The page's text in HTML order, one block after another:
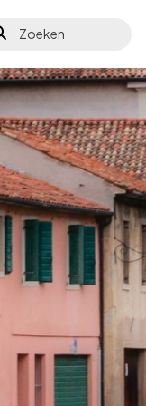
Zoeken